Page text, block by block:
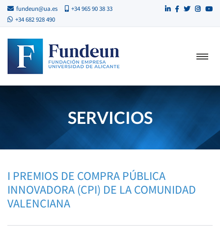
fundeun@ua.es
+34 965 90 38 33
+34 682 928 490
SERVICIOS
I PREMIOS DE COMPRA PÚBLICA
INNOVADORA (CPI) DE LA COMUNIDAD
VALENCIANA